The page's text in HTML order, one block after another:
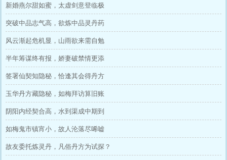
新婚燕尔甜如蜜，太虚剑意登临极
突破中品志气高，欲炼中品灵丹药
风云渐起危机显，山雨欲来需自勉
半年筹谋终有报，娇妻破禁情更添
签署仙契知隐秘，恰逢其会得丹方
玉华丹方藏隐秘，如梅拜访算旧账
阴阳内经契合高，水到渠成中期到
如梅鬼市镇宵小，故人沦落尽唏嘘
故友委托炼灵丹，凡俗丹方为试探？